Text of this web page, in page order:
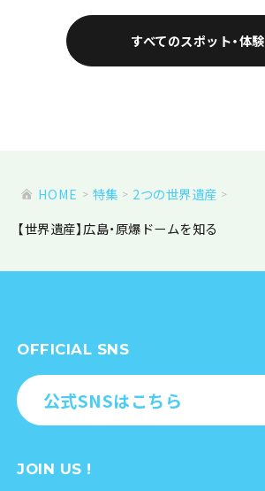
すべてのスポット・体験
HOME 特集
2つの世界遺産
【世界遺産】広島・原爆ドームを知る
OFFICIAL SNS
公式SNSはこちら
JOIN US !